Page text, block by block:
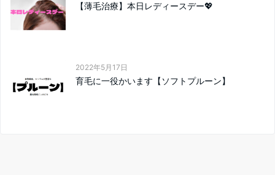
【薄毛治療】本日レディースデー💖
2022年5月17日
育毛に一役かいます【ソフトプルーン】